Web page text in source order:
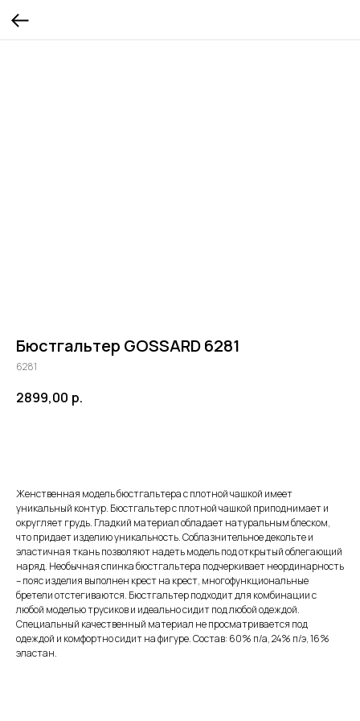
Бюстгальтер GOSSARD 6281
6281
2899,00 р.
Женственная модель бюстгальтера с плотной чашкой имеет
уникальный контур. Бюстгальтер с плотной чашкой приподнимает и
округляет грудь. Гладкий материал обладает натуральным блеском,
что придает изделию уникальность. Соблазнительное декольте и
эластичная ткань позволяют надеть модель под открытый облегающий
наряд. Необычная спинка бюстгальтера подчеркивает неординарность
– пояс изделия выполнен крест на крест, многофункциональные
бретели отстегиваются. Бюстгальтер подходит для комбинации с
любой моделью трусиков и идеально сидит под любой одеждой.
Специальный качественный материал не просматривается под
одеждой и комфортно сидит на фигуре. Состав: 60% п/а, 24% п/э, 16%
эластан.